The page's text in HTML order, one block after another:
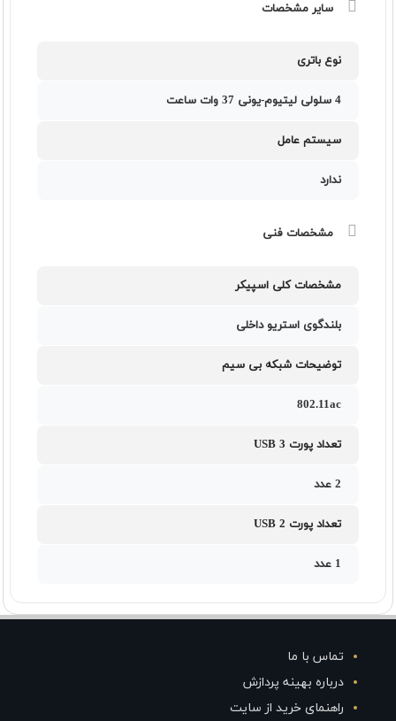
سایر مشخصات
نوع باتری
4 سلولی لیتیوم-یونی 37 وات ساعت
سیستم عامل
ندارد
مشخصات فنی
مشخصات کلی اسپیکر
بلندگوی استریو داخلی
توضیحات شبکه بی سیم
802.11ac
تعداد پورت USB 3
2 عدد
تعداد پورت USB 2
1 عدد
تماس با ما
درباره بهینه پردازش
راهنمای خرید از سایت